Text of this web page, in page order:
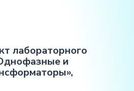
лабораторного
и